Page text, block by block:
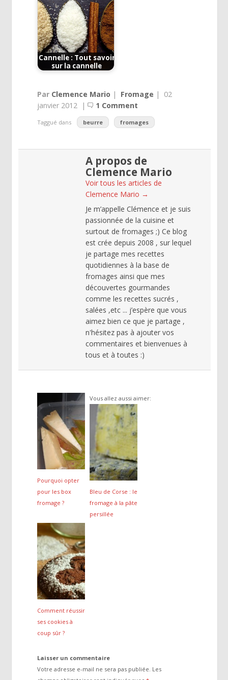
Cannelle : Tout savoir
sur la cannelle
Par Clemence Mario | Fromage | 02
janvier 2012 | 1 Comment
Taggué dans beurre fromages
A propos de
Clemence Mario
Voir tous les articles de
Clemence Mario →
Je m’appelle Clémence et je suis
passionnée de la cuisine et
surtout de fromages ;) Ce blog
est crée depuis 2008 , sur lequel
je partage mes recettes
quotidiennes à la base de
fromages ainsi que mes
découvertes gourmandes
comme les recettes sucrés ,
salées ,etc ... j’espère que vous
aimez bien ce que je partage ,
n'hésitez pas à ajouter vos
commentaires et bienvenues à
tous et à toutes :)
Vous allez aussi aimer:
Pourquoi opter
pour les box
fromage ?
Bleu de Corse : le
fromage à la pâte
persillée
Comment réussir
ses cookies à
coup sûr ?
Laisser un commentaire
Votre adresse e-mail ne sera pas publiée. Les